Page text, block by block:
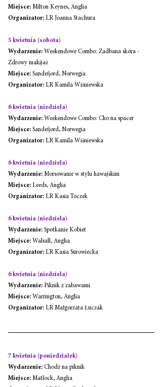
Miejsce: Milton Keynes, Anglia
Organizator: LR Joanna Stachura
5 kwietnia (sobota)
Wydarzenie: Weekendowe Combo: Zadbana skóra -
Zdrowy makijaż
Miejsce: Sandefjord, Norwegia
Organizator: LR Kamila Wiśniewska
6 kwietnia (niedziela)
Wydarzenie: Weekendowe Combo: Cho na spacer
Miejsce: Sandefjord, Norwegia
Organizator: LR Kamila Wiśniewska
6 kwietnia (niedziela)
Wydarzenie: Morsowanie w stylu hawajskim
Miejsce: Leeds, Anglia
Organizator: LR Kasia Toczek
6 kwietnia (niedziela)
Wydarzenie: Spotkanie Kobiet
Miejsce: Walsall, Anglia
Organizator: LR Kasia Surowiecka
6 kwietnia (niedziela)
Wydarzenie: Piknik z zabawami
Miejsce: Warrington, Anglia
Organizator: LR Małgorzata Łuczak
7 kwietnia (poniedziałek)
Wydarzenie: Chodź na piknik
Miejsce: Matlock, Anglia